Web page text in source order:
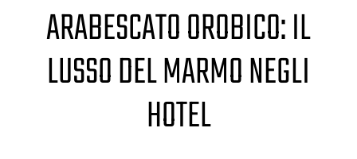
ARABESCATO OROBICO: IL
LUSSO DEL MARMO NEGLI
HOTEL